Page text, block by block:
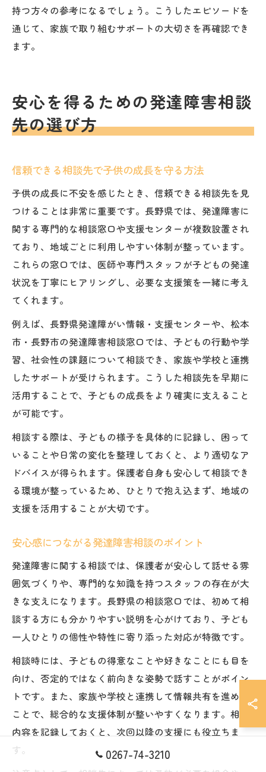
持つ方々の参考になるでしょう。こうしたエピソードを
通じて、家族で取り組むサポートの大切さを再確認でき
ます。
安心を得るための発達障害相談
先の選び方
信頼できる相談先で子供の成長を守る方法
子供の成長に不安を感じたとき、信頼できる相談先を見
つけることは非常に重要です。長野県では、発達障害に
関する専門的な相談窓口や支援センターが複数設置され
ており、地域ごとに利用しやすい体制が整っています。
これらの窓口では、医師や専門スタッフが子どもの発達
状況を丁寧にヒアリングし、必要な支援策を一緒に考え
てくれます。
例えば、長野県発達障がい情報・支援センターや、松本
市・長野市の発達障害相談窓口では、子どもの行動や学
習、社会性の課題について相談でき、家族や学校と連携
したサポートが受けられます。こうした相談先を早期に
活用することで、子どもの成長をより確実に支えること
が可能です。
相談する際は、子どもの様子を具体的に記録し、困って
いることや日常の変化を整理しておくと、より適切なア
ドバイスが得られます。保護者自身も安心して相談でき
る環境が整っているため、ひとりで抱え込まず、地域の
支援を活用することが大切です。
安心感につながる発達障害相談のポイント
発達障害に関する相談では、保護者が安心して話せる雰
囲気づくりや、専門的な知識を持つスタッフの存在が大
きな支えになります。長野県の相談窓口では、初めて相
談する方にも分かりやすい説明を心がけており、子ども
一人ひとりの個性や特性に寄り添った対応が特徴です。
相談時には、子どもの得意なことや好きなことにも目を
向け、否定的ではなく前向きな姿勢で話すことがポイン
トです。また、家族や学校と連携して情報共有を進める
ことで、総合的な支援体制が整いやすくなります。相談
内容を記録しておくと、次回以降の支援にも役立ちま
す。
0267-74-3210